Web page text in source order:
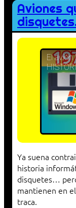
Aviones
El avión
Ya suena
historia
disquetes…
mantienen en
traca.